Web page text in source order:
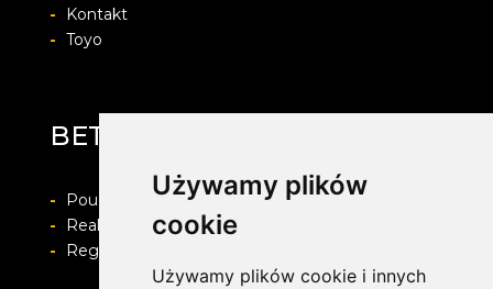
Używamy plików
cookie
Używamy plików cookie i innych
-
Kontakt
- Toyo
BET-POL
-
Pouczenie o prawie do odstapienia od umowy
-
Realizacja zamówienia i formy płatności
-
Regulamin i Polityka prywatności